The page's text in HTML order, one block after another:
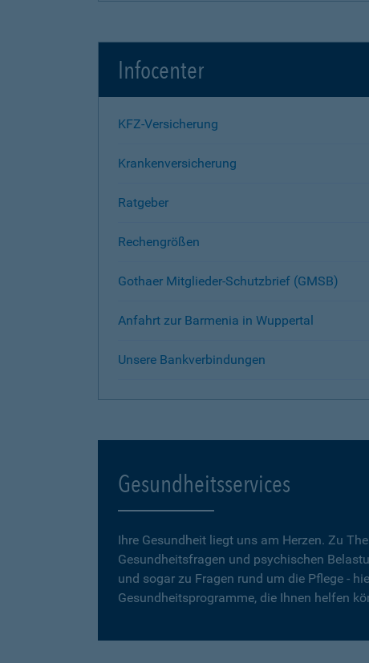
Infocenter
KFZ-Versicherung
Krankenversicherung
Ratgeber
Rechengrößen
Gothaer Mitglieder-Schutzbrief (GMSB)
Anfahrt zur Barmenia in Wuppertal
Unsere Bankverbindungen
Gesundheitsservices
Ihre Gesundheit liegt uns am Herzen. Zu
Gesundheitsfragen und psychischen
und sogar zu Fragen rund um die Pflege -
Gesundheitsprogramme, die Ihnen helfen